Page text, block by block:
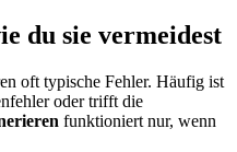
du sie vermeidest
oft typische Fehler. Häufig ist
oder trifft die
funktioniert nur, wenn